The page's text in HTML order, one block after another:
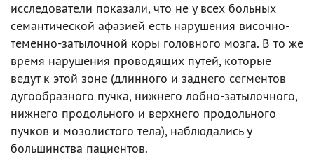
исследователи показали, что не у всех больных
семантической афазией есть нарушения височно-
теменно-затылочной коры головного мозга. В то же
время нарушения проводящих путей, которые
ведут к этой зоне (длинного и заднего сегментов
дугообразного пучка, нижнего лобно-затылочного,
нижнего продольного и верхнего продольного
пучков и мозолистого тела), наблюдались у
большинства пациентов.